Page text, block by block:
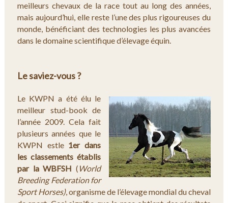
meilleurs chevaux de la race tout au long des années,
mais aujourd’hui, elle reste l’une des plus rigoureuses du
monde, bénéficiant des technologies les plus avancées
dans le domaine scientifique d’élevage équin.
Le saviez-vous ?
Le KWPN a été élu le
meilleur stud-book de
l’année 2009. Cela fait
plusieurs années que le
KWPN estle 1er dans
les classements établis
par la WBFSH ( World
Breeding Federation for
Sport Horses), organisme de l’élevage mondial du cheval